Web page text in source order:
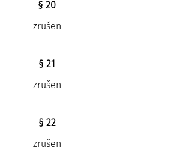
§ 20
zrušen
§ 21
zrušen
§ 22
zrušen